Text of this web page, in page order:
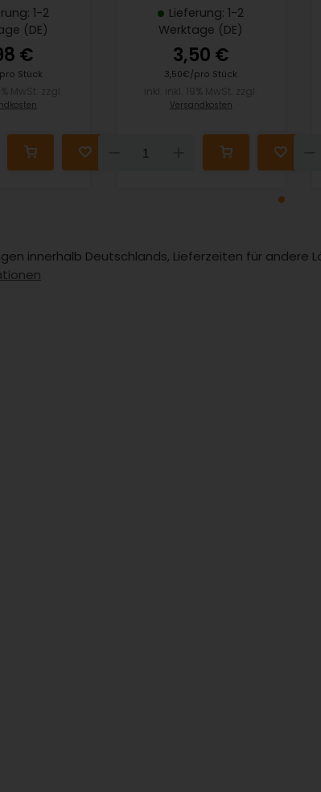
1-2
(DE)
€
Stück
Lieferung: 1-2
Werktage (DE)
3,50 €
3,50€/pro Stück
Versandkosten
Down
innerhalb Deutschlands, Lieferzeiten für